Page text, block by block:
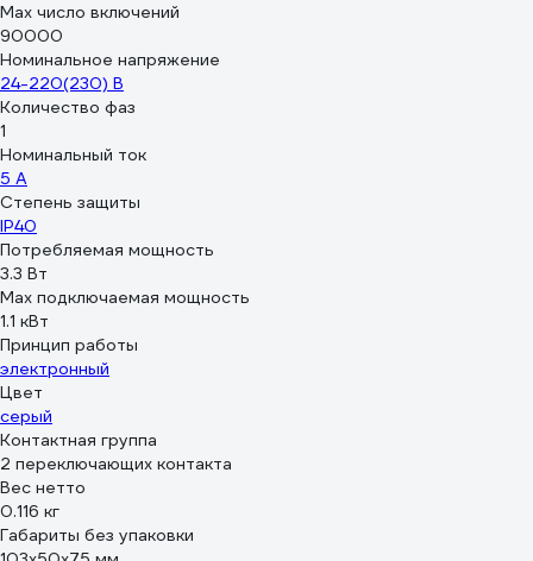
Max число включений
90000
Номинальное напряжение
24-220(230) В
Количество фаз
1
Номинальный ток
5 А
Степень защиты
IP40
Потребляемая мощность
3.3 Вт
Max подключаемая мощность
1.1 кВт
Принцип работы
электронный
Цвет
серый
Контактная группа
2 переключающих контакта
Вес нетто
0.116 кг
Габариты без упаковки